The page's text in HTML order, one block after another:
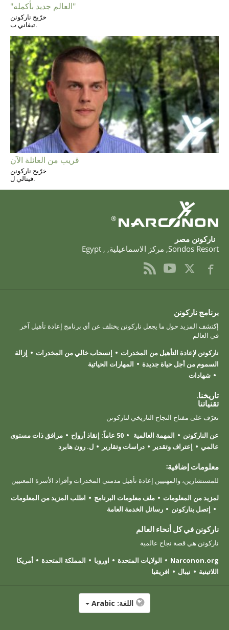
"العالم جديد بأكمله"
خرّيج ناركونن
تيفاني ب.
قريب من العائلة الآن
خرّيج ناركونن
فيتالي ل.
®
‫ناركونن‬ ‫مصر‬
Sondos Resort
, مركز الاسماعيلية,
,
Egypt
برنامج ناركونن
إكتشف المزيد حول ما يجعل ناركونن يختلف عن أي برنامج إعادة تأهيل آخر
في العالم
ناركونن لإعادة التأهيل من المخدرات
إنسحاب خالي من المخدرات
إزالة
السموم من أجل حياة جديدة
المهارات الحياتية
شهادات
تاريخنا.
تقنياتنا
تعرّف على مفتاح النجاح التاريخي لناركونن
عن الناركونن
المهمة العالمية 50 عاماً: إنقاذ أرواح
مرافق ذات مستوى
عالمي
إعتراف وتقدير دراسات وتقارير ل. رون هابرد
معلومات إضافية:
للمستشارين، والمهنيين إعادة تأهيل مدمني المخدرات وأفراد الأسرة المعنيين
لمزيد من المعلومات
ملف معلومات البرنامج
اطلب المزيد من المعلومات
إتصل بناركونن
رسائل الخدمة العامة
ناركونن في كل أنحاء العالم
ناركونن هي قصة نجاح عالمية
Narconon.org
الولايات المتحدة اوروبا المملكة المتحدة
أمريكا
اللاتينية
نيبال افريقيا
اللغة: